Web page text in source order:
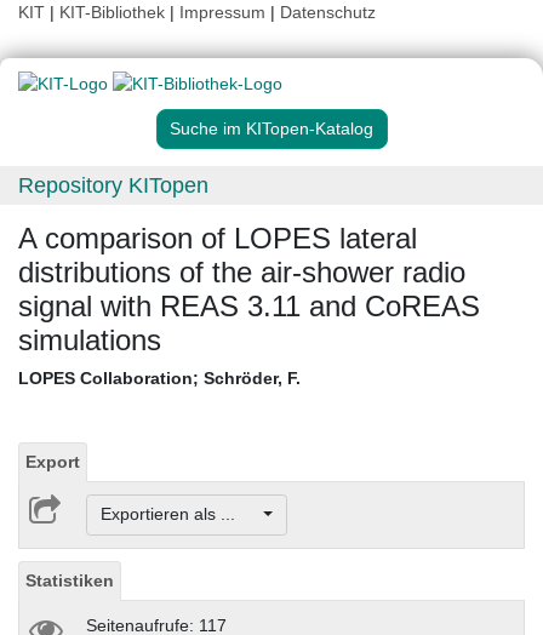
KIT | KIT-Bibliothek | Impressum | Datenschutz
Suche im KITopen-Katalog
Repository KITopen
A comparison of LOPES lateral
distributions of the air-shower radio
signal with REAS 3.11 and CoREAS
simulations
LOPES Collaboration; Schröder, F.
Export
Exportieren als ...
Statistiken
Seitenaufrufe: 117